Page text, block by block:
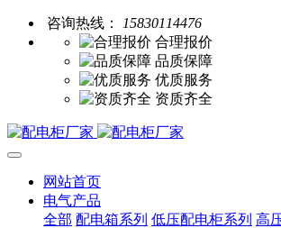
咨询热线：
15830114476
合理报价
品质保障
优质服务
资质齐全
网站首页
电气产品
全部 配电箱系列 低压配电柜系列 高